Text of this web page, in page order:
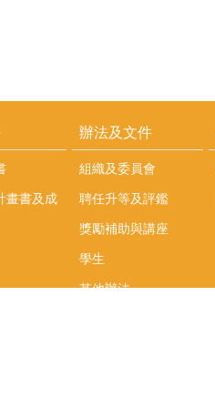
畫書及成
辦法及文件
組織及委員會
聘任升等及評鑑
獎勵補助與講座
學生
其他辦法